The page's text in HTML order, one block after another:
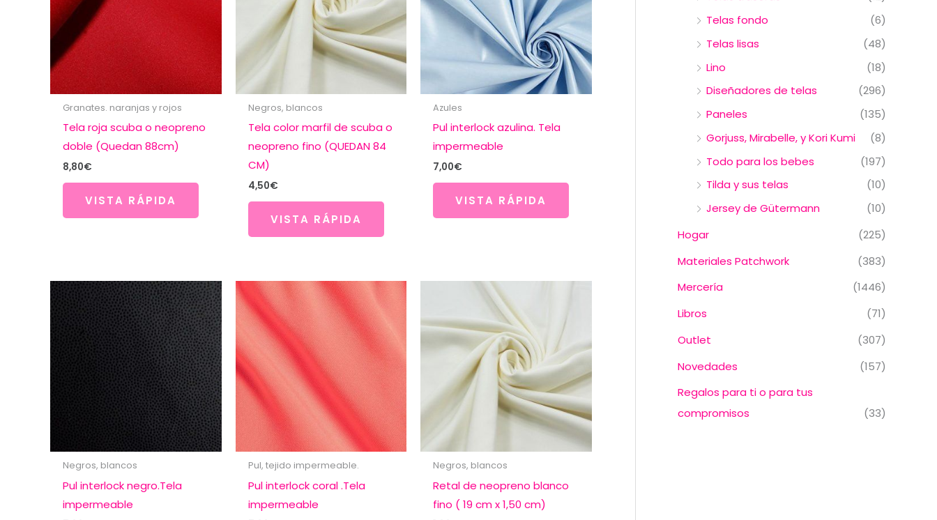
Granates. naranjas y rojos
Tela roja scuba o neopreno
doble (Quedan 88cm)
8,80€
VISTA RÁPIDA
Negros, blancos
Tela color marfil de scuba o
neopreno fino (QUEDAN 84
CM)
4,50€
VISTA RÁPIDA
Azules
Pul interlock azulina. Tela
impermeable
7,00€
VISTA RÁPIDA
Negros, blancos
Pul interlock negro.Tela
impermeable
Pul, tejido impermeable.
Pul interlock coral .Tela
impermeable
Negros, blancos
Retal de neopreno blanco
fino ( 19 cm x 1,50 cm)
Telas fondo
(6)
Telas lisas
(48)
Lino
(18)
Diseñadores de telas
(296)
Paneles
(135)
Gorjuss, Mirabelle, y Kori Kumi
(8)
Todo para los bebes
(197)
Tilda y sus telas
(10)
Jersey de Gütermann
(10)
Hogar
(225)
Materiales Patchwork
(383)
Mercería
(1446)
Libros
(71)
Outlet
(307)
Novedades
(157)
Regalos para ti o para tus
compromisos
(33)